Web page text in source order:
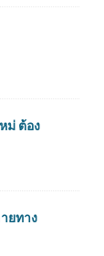
ม่ ต้อง
ยทาง